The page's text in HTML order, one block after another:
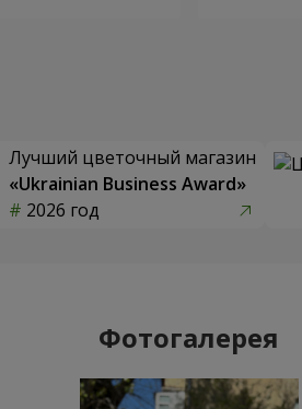
Лучший цветочный магазин
«Ukrainian Business Award»
2026 год
Фотогалерея